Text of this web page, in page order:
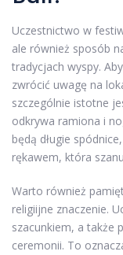
Uczestnictwo w
ale również sposób
tradycjach wyspy.
zwrócić uwagę na
szczególnie istotne
odkrywa ramiona i
będą długie
rękawem, która
Warto również
religiijne znaczenie.
szacunkiem, a także
ceremonii. To